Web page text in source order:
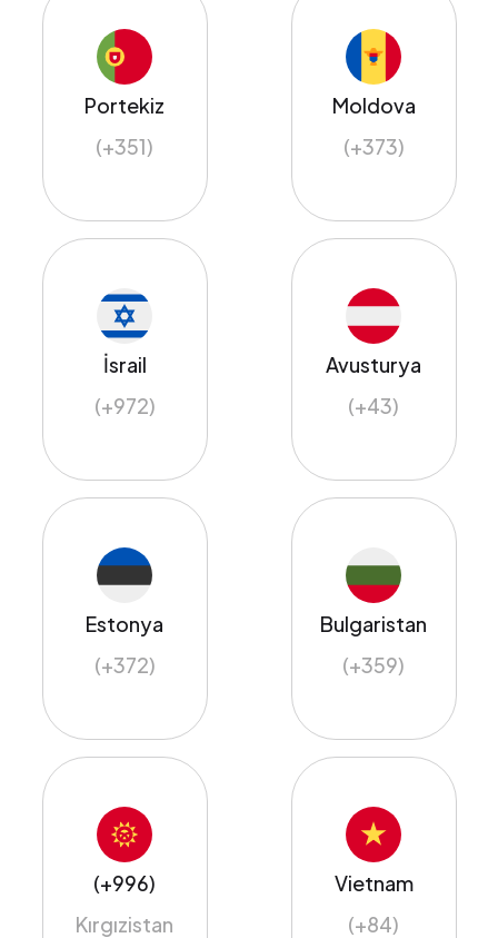
Portekiz
(+351)
Moldova
(+373)
İsrail
(+972)
Avusturya
(+43)
Estonya
(+372)
Bulgaristan
(+359)
(+996)
Kırgızistan
Vietnam
(+84)